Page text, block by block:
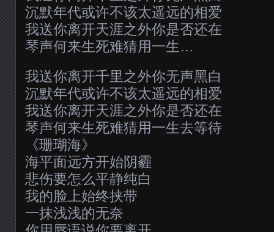
沉默年代或许不该太遥远的相爱
我送你离开天涯之外你是否还在
琴声何来生死难猜用一生…
我送你离开千里之外你无声黑白
沉默年代或许不该太遥远的相爱
我送你离开天涯之外你是否还在
琴声何来生死难猜用一生去等待
《珊瑚海》
海平面远方开始阴霾
悲伤要怎么平静纯白
我的脸上始终挟带
一抹浅浅的无奈